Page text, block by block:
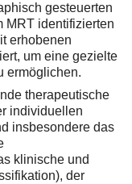
gesteuerten
MRT identifizierten
erhobenen
um eine gezielte
ermöglichen.
therapeutische
individuellen
insbesondere das
klinische und
der